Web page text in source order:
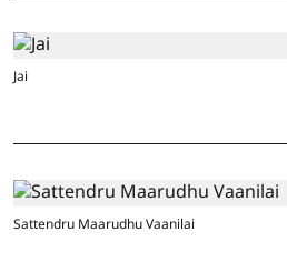
Jai
Sattendru Maarudhu Vaanilai